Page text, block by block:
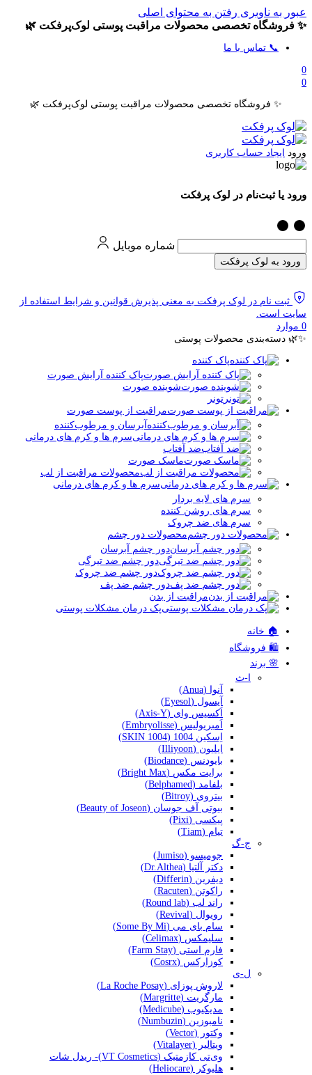
عبور به ناوبری رفتن به محتوای اصلی
✨ فروشگاه تخصصی محصولات مراقبت پوستی لوک‌پرفکت 🌿
📞 تماس با ما
0
0
✨ فروشگاه تخصصی محصولات مراقبت پوستی لوک‌پرفکت 🌿
ورود ایجاد حساب کاربری
ورود یا ثبت‌نام در لوک پرفکت
شماره موبایل
ورود به لوک پرفکت
ثبت نام در لوک پرفکت به معنی پذیرش قوانین و شرایط استفاده از
سایت است.
0 موارد
✨🌿 دسته‌بندی محصولات پوستی
پاک کننده
پاک کننده آرایش صورت
شوینده صورت
تونر
مراقبت از پوست صورت
آبرسان و مرطوب‌کننده
سرم ها و کرم های درمانی
ضد آفتاب
ماسک صورت
محصولات مراقبت از لب
سرم ها و کرم های درمانی
سرم های لایه بردار
سرم های روشن کننده
سرم های ضد چروک
محصولات دور چشم
دور چشم آبرسان
دور چشم ضد تیرگی
دور چشم ضد چروک
دور چشم ضد پف
مراقبت از بدن
پک درمان مشکلات پوستی
🏠 خانه
🛍️ فروشگاه
🌸 برند
ا-ث
آنوا (Anua)
آیسول (Eyesol)
اَکسیس وای (Axis-Y)
اَمبریولیس (Embryolisse)
اِسکین 1004 (SKIN 1004)
ایلیون (Illiyoon)
بایودنس (Biodance)
برایت مکس (Bright Max)
بلفامد (Belphamed)
بیتروی (Bitroy)
بیوتی آف جوسان (Beauty of Joseon)
پیکسی (Pixi)
تیام (Tiam)
ج-گ
جومیسو (Jumiso)
دکتر آلتیا (Dr.Althea)
دیفرین (Differin)
راکوتن (Racuten)
راند لب (Round lab)
رویوال (Revival)
سام بای می (Some By Mi)
سلیمکس (Celimax)
فارم استی (Farm Stay)
کوزارکس (Cosrx)
ل-ی
لاروش پوزای (La Roche Posay)
مارگریت (Margritte)
مدیکیوب (Medicube)
نامبوزین (Numbuzin)
وکتور (Vector)
ویتالیر (Vitalayer)
وی‌تی کازمتیک (VT Cosmetics)- ریدل شات
هلیوکر (Heliocare)